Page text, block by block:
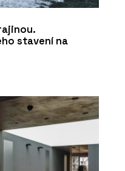
stavení na